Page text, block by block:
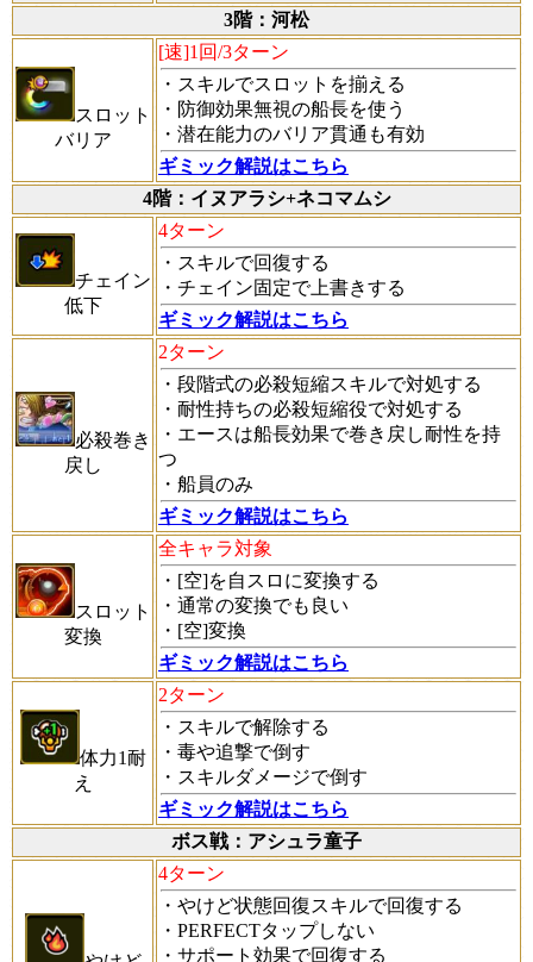
3階：河松
スロット
バリア
[速]1回/3ターン
・スキルでスロットを揃える
・防御効果無視の船長を使う
・潜在能力のバリア貫通も有効
ギミック解説はこちら
4階：イヌアラシ+ネコマムシ
チェイン
低下
4ターン
・スキルで回復する
・チェイン固定で上書きする
ギミック解説はこちら
必殺巻き
戻し
2ターン
・段階式の必殺短縮スキルで対処する
・耐性持ちの必殺短縮役で対処する
・エースは船長効果で巻き戻し耐性を持
つ
・船員のみ
ギミック解説はこちら
スロット
変換
全キャラ対象
・[空]を自スロに変換する
・通常の変換でも良い
・[空]変換
ギミック解説はこちら
体力1耐
え
2ターン
・スキルで解除する
・毒や追撃で倒す
・スキルダメージで倒す
ギミック解説はこちら
ボス戦：アシュラ童子
4ターン
・やけど状態回復スキルで回復する
・PERFECTタップしない
・サポート効果で回復する